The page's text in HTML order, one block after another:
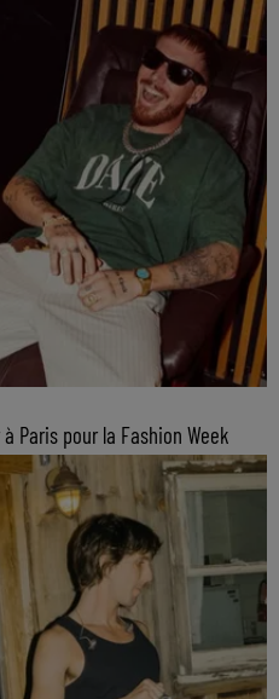
Paris pour la Fashion Week